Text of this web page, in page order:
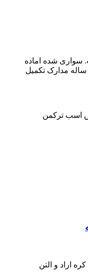
سواری شده اماده
مدارک تکمیل
اسب ترکمن
اراد و التن